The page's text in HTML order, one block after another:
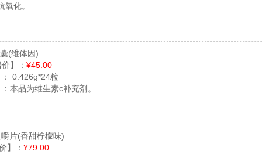
氧化。
(维体因)
】： ¥45.00
0.426g*24粒
本品为维生素c补充剂。
片(香甜柠檬味)
】： ¥79.00